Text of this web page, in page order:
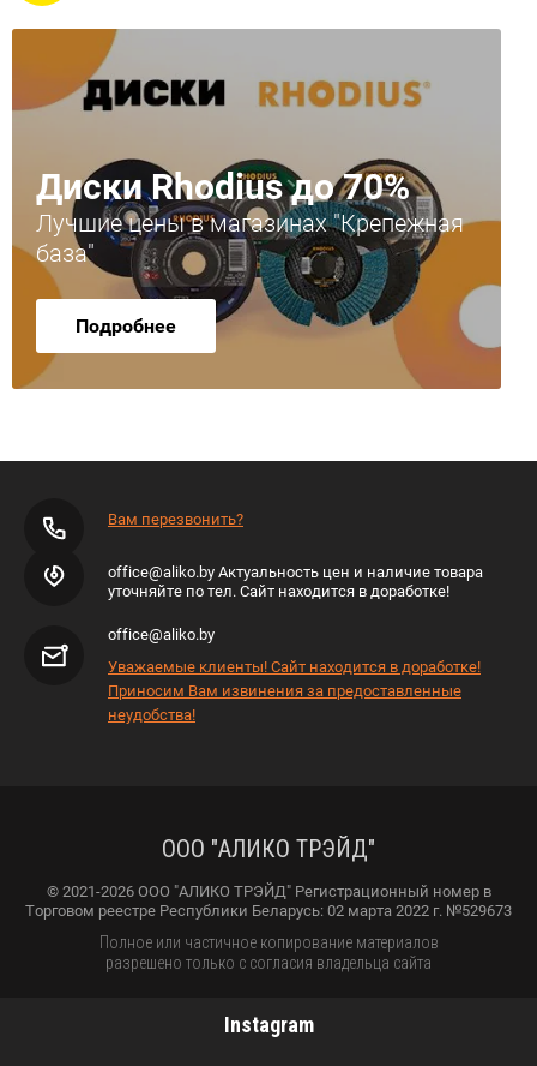
Диски Rhodius до 70%
Лучшие цены в магазинах "Крепежная
база"
Подробнее
Вам перезвонить?
office@aliko.by Актуальность цен и наличие товара
уточняйте по тел. Сайт находится в доработке!
office@aliko.by
Уважаемые клиенты! Сайт находится в доработке!
Приносим Вам извинения за предоставленные
неудобства!
ООО "АЛИКО ТРЭЙД"
© 2021-2026 ООО "АЛИКО ТРЭЙД" Регистрационный номер в
Торговом реестре Республики Беларусь: 02 марта 2022 г. №529673
Полное или частичное копирование материалов
разрешено только с согласия владельца сайта
Instagram